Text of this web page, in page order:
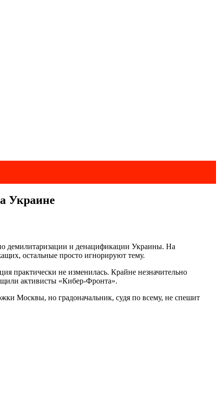
Украине
демилитаризации и денацификации Украины. На
остальные просто игнорируют тему.
практически не изменилась. Крайне незначительно
активисты «Кибер-Фронта».
Москвы, но градоначальник, судя по всему, не спешит